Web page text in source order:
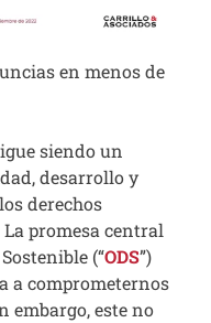
en menos de
siendo un
desarrollo y
derechos
promesa central
(“ODS”)
a comprometernos
embargo, este no